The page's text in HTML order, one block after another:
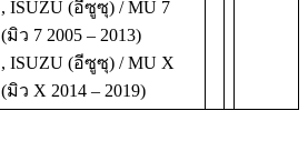
, ISUZU (อีซูซุ) / MU 7
(มิว 7 2005 – 2013)
, ISUZU (อีซูซุ) / MU X
(มิว X 2014 – 2019)